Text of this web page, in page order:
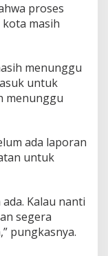
proses
masih
menunggu
untuk
menunggu
ada laporan
untuk
Kalau nanti
segera
pungkasnya.